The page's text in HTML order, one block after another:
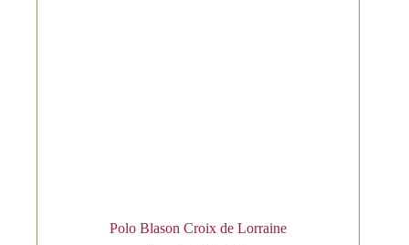
Polo Blason Croix de Lorraine